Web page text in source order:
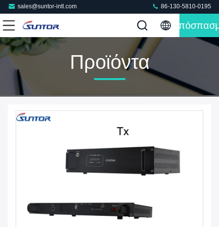
sales@suntor-intl.com 86-130-5810-0195
Προϊόντα